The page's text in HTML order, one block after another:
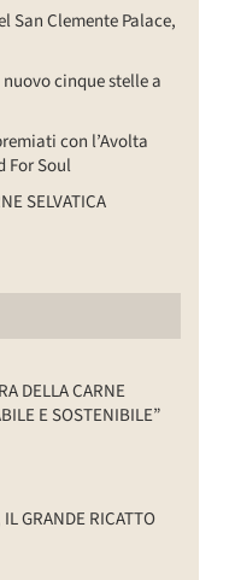
San Clemente Palace,
cinque stelle a
con l’Avolta
For Soul
SELVATICA
DELLA CARNE
E SOSTENIBILE”
GRANDE RICATTO